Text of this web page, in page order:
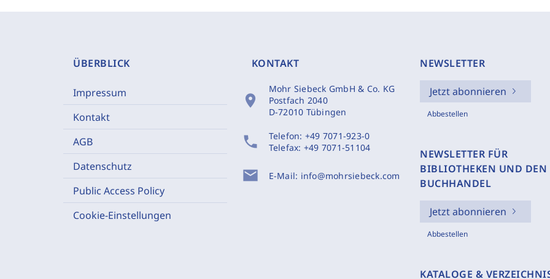
ÜBERBLICK
Impressum
Kontakt
AGB
Datenschutz
Public Access Policy
Cookie-Einstellungen
KONTAKT
location_on
Mohr Siebeck GmbH & Co. KG
Postfach 2040
D-72010 Tübingen
phone Telefon: +49 7071-923-0
Telefax: +49 7071-51104
mail E-Mail: info@mohrsiebeck.com
NEWSLETTER
Jetzt abonnieren
Abbestellen
NEWSLETTER FÜR
BIBLIOTHEKEN UND DEN
BUCHHANDEL
Jetzt abonnieren
Abbestellen
KATALOGE &